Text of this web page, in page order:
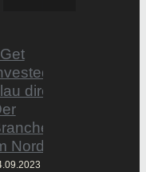
by
direkt«:
Norden